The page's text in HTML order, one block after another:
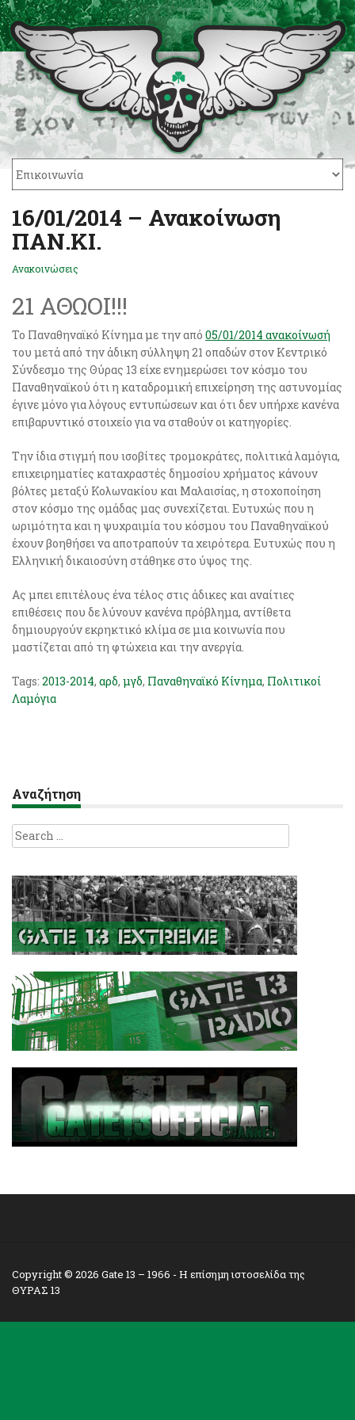
16/01/2014 – Ανακοίνωση
ΠΑΝ.ΚΙ.
Ανακοινώσεις
21 ΑΘΩΟΙ!!!
Το Παναθηναϊκό Κίνημα με την από 05/01/2014 ανακοίνωσή
του μετά από την άδικη σύλληψη 21 οπαδών στον Κεντρικό
Σύνδεσμο της Θύρας 13 είχε ενημερώσει τον κόσμο του
Παναθηναϊκού ότι η καταδρομική επιχείρηση της αστυνομίας
έγινε μόνο για λόγους εντυπώσεων και ότι δεν υπήρχε κανένα
επιβαρυντικό στοιχείο για να σταθούν οι κατηγορίες.
Την ίδια στιγμή που ισοβίτες τρομοκράτες, πολιτικά λαμόγια,
επιχειρηματίες καταχραστές δημοσίου χρήματος κάνουν
βόλτες μεταξύ Κολωνακίου και Μαλαισίας, η στοχοποίηση
στον κόσμο της ομάδας μας συνεχίζεται. Ευτυχώς που η
ωριμότητα και η ψυχραιμία του κόσμου του Παναθηναϊκού
έχουν βοηθήσει να αποτραπούν τα χειρότερα. Ευτυχώς που η
Ελληνική δικαιοσύνη στάθηκε στο ύψος της.
Ας μπει επιτέλους ένα τέλος στις άδικες και αναίτιες
επιθέσεις που δε λύνουν κανένα πρόβλημα, αντίθετα
δημιουργούν εκρηκτικό κλίμα σε μια κοινωνία που
μαστίζεται από τη φτώχεια και την ανεργία.
Tags: 2013-2014, αρδ, μγδ, Παναθηναϊκό Κίνημα, Πολιτικοί
Λαμόγια
Αναζήτηση
Search
for:
Copyright © 2026 Gate 13 – 1966 - Η επίσημη ιστοσελίδα της
ΘΥΡΑΣ 13